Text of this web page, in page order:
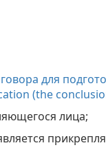
для
(the
лица;